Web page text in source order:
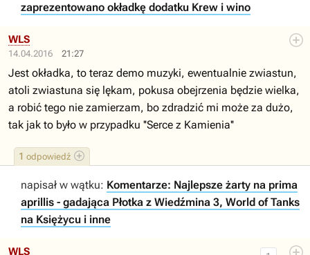
zaprezentowano okładkę dodatku Krew i wino
14.04.2016 21:27
1 odpowiedź
WLS
Jest okładka, to teraz demo muzyki, ewentualnie zwiastun,
atoli zwiastuna się lękam, pokusa obejrzenia będzie wielka,
a robić tego nie zamierzam, bo zdradzić mi może za dużo,
tak jak to było w przypadku ''Serce z Kamienia''
napisał w wątku: Komentarze: Najlepsze żarty na prima
aprillis - gadająca Płotka z Wiedźmina 3, World of Tanks
na Księżycu i inne
WLS